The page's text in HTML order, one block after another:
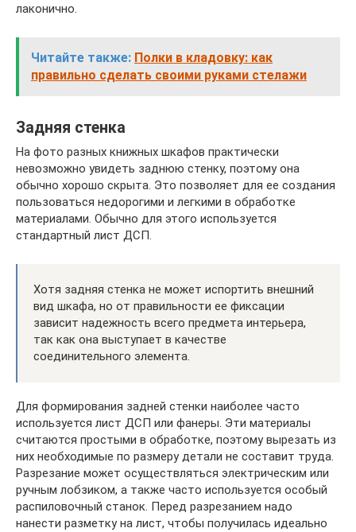
лаконично.
Читайте также: Полки в кладовку: как
правильно сделать своими руками стелажи
Задняя стенка
На фото разных книжных шкафов практически
невозможно увидеть заднюю стенку, поэтому она
обычно хорошо скрыта. Это позволяет для ее создания
пользоваться недорогими и легкими в обработке
материалами. Обычно для этого используется
стандартный лист ДСП.
Хотя задняя стенка не может испортить внешний
вид шкафа, но от правильности ее фиксации
зависит надежность всего предмета интерьера,
так как она выступает в качестве
соединительного элемента.
Для формирования задней стенки наиболее часто
используется лист ДСП или фанеры. Эти материалы
считаются простыми в обработке, поэтому вырезать из
них необходимые по размеру детали не составит труда.
Разрезание может осуществляться электрическим или
ручным лобзиком, а также часто используется особый
распиловочный станок. Перед разрезанием надо
нанести разметку на лист, чтобы получилась идеально